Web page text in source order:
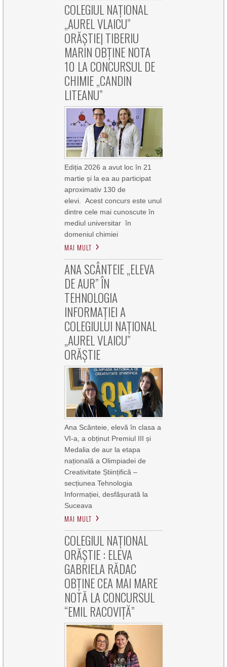
COLEGIUL NAȚIONAL
„AUREL VLAICU”
ORĂȘTIE| TIBERIU
MARIN OBȚINE NOTA
10 LA CONCURSUL DE
CHIMIE „CANDIN
LITEANU”
Ediția 2026 a avut loc în 21
martie și la ea au participat
aproximativ 130 de
elevi. Acest concurs este unul
dintre cele mai cunoscute în
mediul universitar în
domeniul chimiei
MAI MULT
ANA SCÂNTEIE „ELEVA
DE AUR” ÎN
TEHNOLOGIA
INFORMAȚIEI A
COLEGIULUI NAȚIONAL
„AUREL VLAICU”
ORĂȘTIE
Ana Scânteie, elevă în clasa a
VI-a, a obținut Premiul III și
Medalia de aur la etapa
națională a Olimpiadei de
Creativitate Științifică –
secțiunea Tehnologia
Informației, desfășurată la
Suceava
MAI MULT
COLEGIUL NAȚIONAL
ORĂȘTIE : ELEVA
GABRIELA RĂDAC
OBȚINE CEA MAI MARE
NOTĂ LA CONCURSUL
“EMIL RACOVIȚĂ”